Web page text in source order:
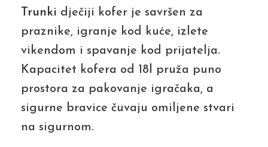
Trunki dječiji kofer je savršen za
praznike, igranje kod kuće, izlete
vikendom i spavanje kod prijatelja.
Kapacitet kofera od 18l pruža puno
prostora za pakovanje igračaka, a
sigurne bravice čuvaju omiljene stvari
na sigurnom.